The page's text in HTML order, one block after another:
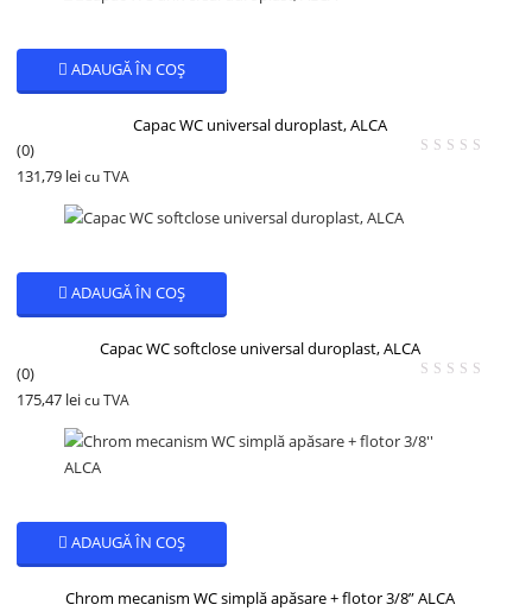
ADAUGĂ ÎN COȘ
Capac WC universal duroplast, ALCA
(0)
131,79 lei cu TVA
ADAUGĂ ÎN COȘ
Capac WC softclose universal duroplast, ALCA
(0)
175,47 lei cu TVA
ADAUGĂ ÎN COȘ
Chrom mecanism WC simplă apăsare + flotor 3/8” ALCA